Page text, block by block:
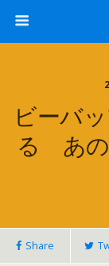
ビーバ
る あの
Share